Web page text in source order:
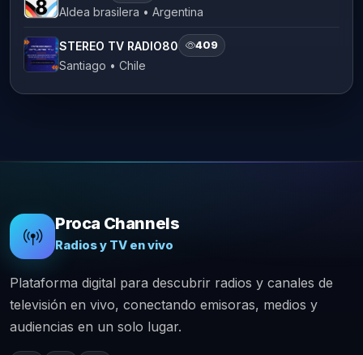
Aldea brasilera • Argentina
STEREO TV RADIO80 409
Santiago • Chile
Proca Channels
Radios y TV en vivo
Plataforma digital para descubrir radios y canales de
televisión en vivo, conectando emisoras, medios y
audiencias en un solo lugar.